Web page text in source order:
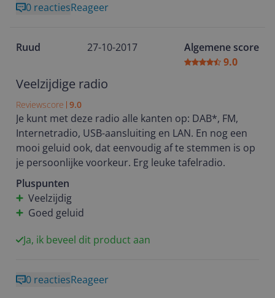
0 reactiesReageer
Ruud 27-10-2017
Algemene score
9.0
Veelzijdige radio
Reviewscore 9.0
Je kunt met deze radio alle kanten op: DAB*, FM,
Internetradio, USB-aansluiting en LAN. En nog een
mooi geluid ook, dat eenvoudig af te stemmen is op
je persoonlijke voorkeur. Erg leuke tafelradio.
Pluspunten
Veelzijdig
Goed geluid
Ja, ik beveel dit product aan
0 reactiesReageer